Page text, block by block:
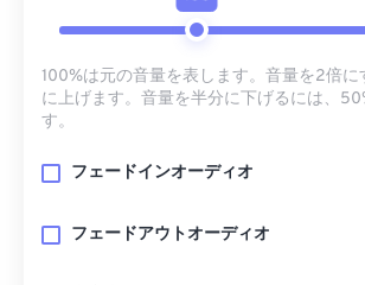
100%は元の音量を表します。音量を2倍
に上げます。音量を半分に下げるには、
す。
フェードインオーディオ
フェードアウトオーディオ